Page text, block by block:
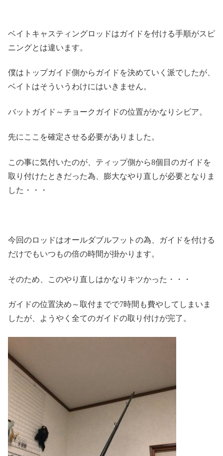
ベイトキャスティングロッドはガイドを付ける手順がスピ
ニングとは違います。
僕はトップガイド側からガイドを決めていく派でしたが、
ベイトはそういうわけにはいきません。
バットガイド～チョークガイドの位置がかなりシビア。
先にここを確定させる必要がありました。
この事に気付いたのが、ティップ側から8個目のガイドを
取り付けたときだった為、膨大なやり直しが必要となりま
した・・・
今回のロッドはオールダブルフットの為、ガイドを付ける
だけでもいつもの倍の時間が掛かります。
そのため、このやり直しはかなりキツかった・・・
ガイドの位置決め～取付までで7時間も費やしてしまいま
したが、ようやく全てのガイドの取り付けが完了。